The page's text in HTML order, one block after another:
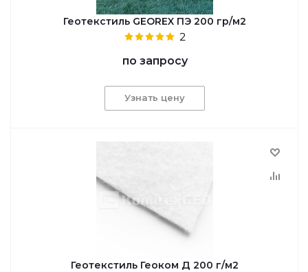
Геотекстиль GEOREX ПЭ 200 гр/м2
2
по запросу
Узнать цену
Геотекстиль Геоком Д 200 г/м2